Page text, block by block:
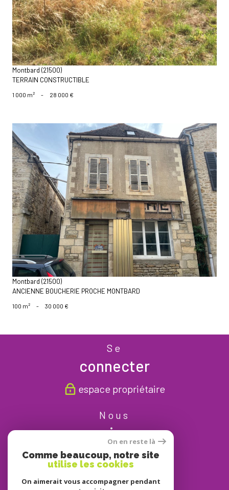
Montbard (21500)
TERRAIN CONSTRUCTIBLE
1 000 m² - 28 000 €
voir le bien
Montbard (21500)
ANCIENNE BOUCHERIE PROCHE MONTBARD
100 m² - 30 000 €
Se
connecter
espace propriétaire
Nous
suivre
Nous
On en reste là
Comme beaucoup, notre site
utilise les cookies
On aimerait vous accompagner pendant